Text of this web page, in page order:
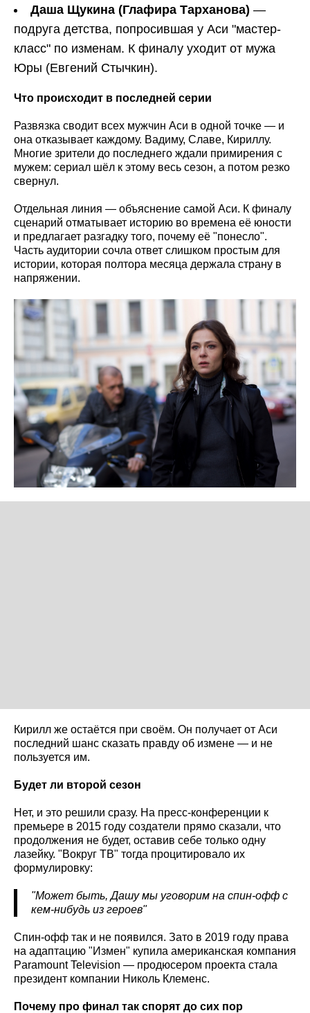
Даша Щукина (Глафира Тарханова) —
подруга детства, попросившая у Аси "мастер-
класс" по изменам. К финалу уходит от мужа
Юры (Евгений Стычкин).
Что происходит в последней серии
Развязка сводит всех мужчин Аси в одной точке — и
она отказывает каждому. Вадиму, Славе, Кириллу.
Многие зрители до последнего ждали примирения с
мужем: сериал шёл к этому весь сезон, а потом резко
свернул.
Отдельная линия — объяснение самой Аси. К финалу
сценарий отматывает историю во времена её юности
и предлагает разгадку того, почему её "понесло".
Часть аудитории сочла ответ слишком простым для
истории, которая полтора месяца держала страну в
напряжении.
Кирилл же остаётся при своём. Он получает от Аси
последний шанс сказать правду об измене — и не
пользуется им.
Будет ли второй сезон
Нет, и это решили сразу. На пресс-конференции к
премьере в 2015 году создатели прямо сказали, что
продолжения не будет, оставив себе только одну
лазейку. "Вокруг ТВ" тогда процитировало их
формулировку:
"Может быть, Дашу мы уговорим на спин-офф с
кем-нибудь из героев"
Спин-офф так и не появился. Зато в 2019 году права
на адаптацию "Измен" купила американская компания
Paramount Television — продюсером проекта стала
президент компании Николь Клеменс.
Почему про финал так спорят до сих пор